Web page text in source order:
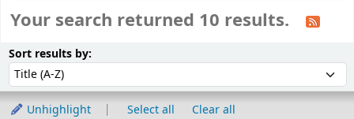
Your search returned 10 results.
Sort results by:
Unhighlight Select all
Clear all